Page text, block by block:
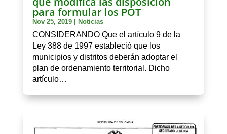
para formular los POT
Nov 25, 2019| Noticias
CONSIDERANDO Que el artículo 9 de la
Ley 388 de 1997 estableció que los
municipios y distritos deberán adoptar el
plan de ordenamiento territorial. Dicho
artículo…